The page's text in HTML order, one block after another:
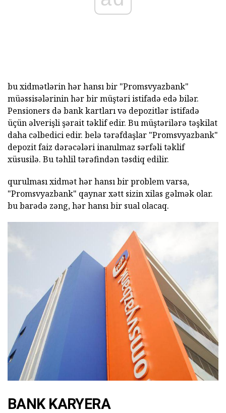
bu xidmətlərin hər hansı bir "Promsvyazbank"
müəssisələrinin hər bir müştəri istifadə edə bilər.
Pensioners də bank kartları və depozitlər istifadə
üçün əlverişli şərait təklif edir. Bu müştərilərə təşkilat
daha cəlbedici edir. belə tərəfdaşlar "Promsvyazbank"
depozit faiz dərəcələri inanılmaz sərfəli təklif
xüsusilə. Bu təhlil tərəfindən təsdiq edilir.
qurulması xidmət hər hansı bir problem varsa,
"Promsvyazbank" qaynar xətt sizin xilas gəlmək olar.
bu barədə zəng, hər hansı bir sual olacaq.
BANK KARYERA